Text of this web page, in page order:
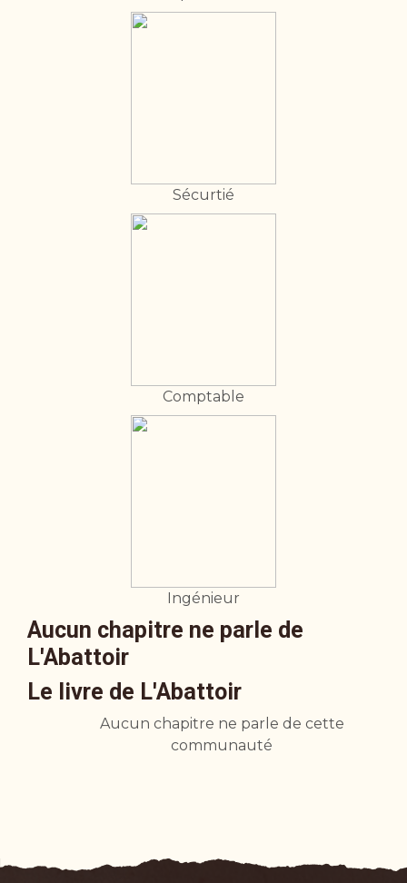
Sécurtié
Comptable
Ingénieur
Aucun chapitre ne parle de
L'Abattoir
Le livre de L'Abattoir
Aucun chapitre ne parle de cette
communauté